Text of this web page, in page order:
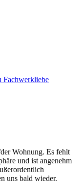
Fachwerkliebe
Wohnung. Es fehlt
und ist angenehm
uns bald wieder.